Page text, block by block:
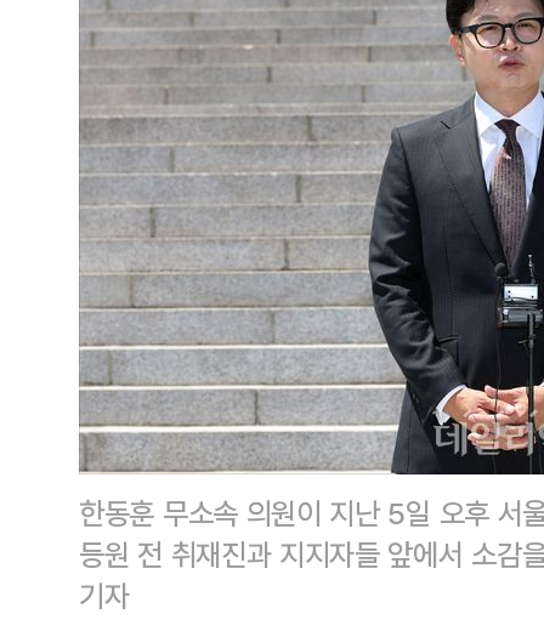
한동훈 무소속 의원이 지난 5일 오후 서
등원 전 취재진과 지지자들 앞에서 소
기자